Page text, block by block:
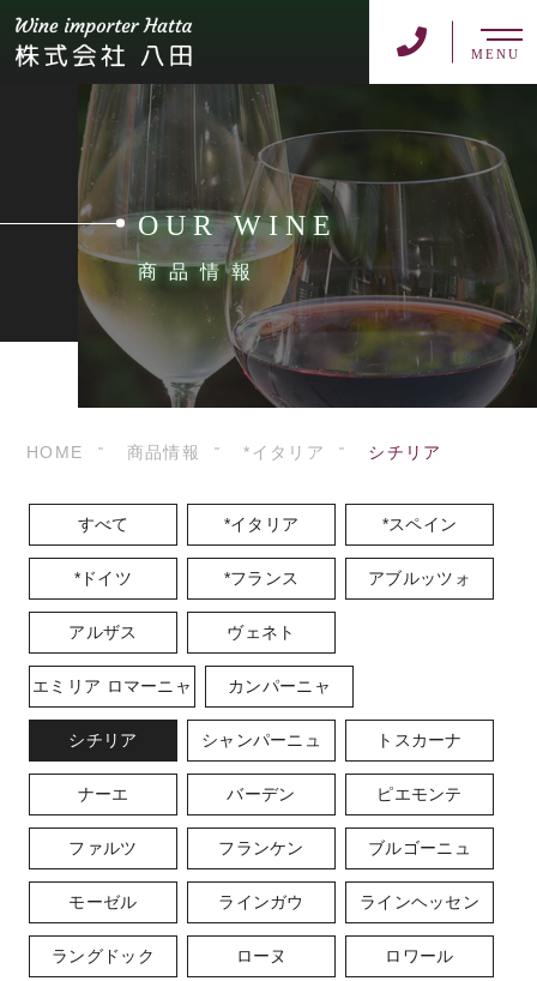
MENU
OUR WINE
商品情報
HOME 商品情報 *イタリア シチリア
すべて *イタリア *スペイン
*ドイツ *フランス アブルッツォ
アルザス ヴェネト
エミリア ロマーニャ カンパーニャ
シチリア シャンパーニュ トスカーナ
ナーエ バーデン ピエモンテ
ファルツ フランケン ブルゴーニュ
モーゼル ラインガウ ラインヘッセン
ラングドック ローヌ ロワール